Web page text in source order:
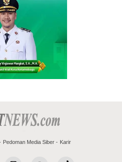
Pedoman Media Siber Karir